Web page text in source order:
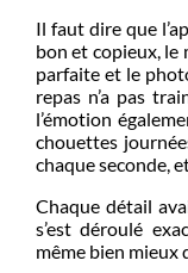
Il faut dire que
bon et copieux, le
parfaite et le
repas n’a pas
l’émotion
chouettes
chaque seconde,
Chaque détail
s’est déroulé
même bien mieux